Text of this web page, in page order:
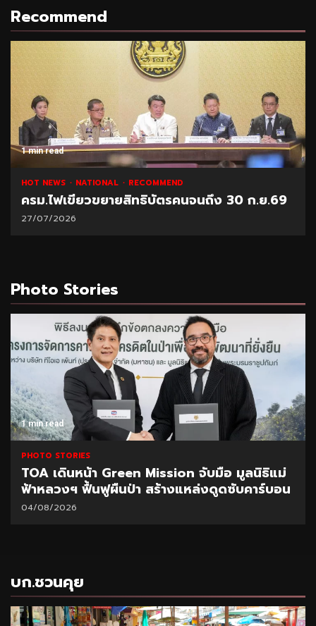
Recommend
1 min read
HOT NEWS NATIONAL RECOMMEND
ครม.ไฟเขียวขยายสิทธิบัตรคนจนถึง 30 ก.ย.69
27/07/2026
Photo Stories
1 min read
PHOTO STORIES
TOA เดินหน้า Green Mission จับมือ มูลนิธิแม่
ฟ้าหลวงฯ ฟื้นฟูผืนป่า สร้างแหล่งดูดซับคาร์บอน
04/08/2026
บก.ชวนคุย